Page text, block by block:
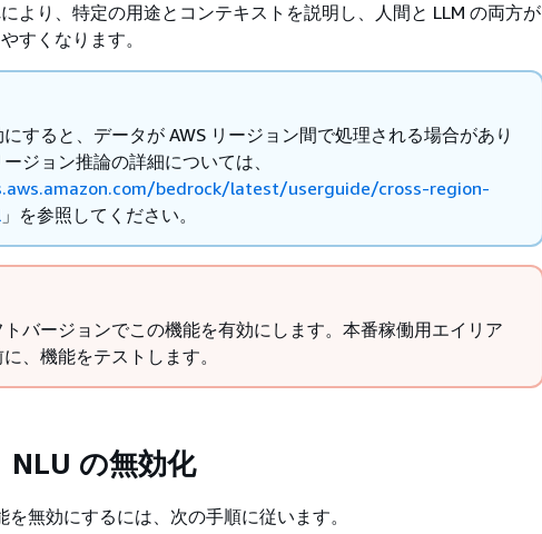
より、特定の用途とコンテキストを説明し、人間と LLM の両方が
すくなります。
すると、データが AWS リージョン間で処理される場合があり
ジョン推論の詳細については、
bedrock/latest/userguide/cross-region-
」を参照してください。
バージョンでこの機能を有効にします。本番稼働用エイリア
、機能をテストします。
NLU の無効化
を無効にするには、次の手順に従います。